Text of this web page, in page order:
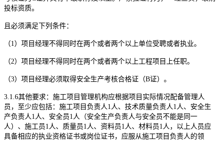
投标资质。
且必须满足下列条件：
（1）项目经理不得同时在两个或者两个以上单位受聘或者执业。
（2）项目经理不得同时在两个或者两个以上工程项目上任职。
（3）项目经理必须取得安全生产考核合格证（B证）。
3.1.6其他要求：施工项目管理机构应根据项目实际情况配备管理人
员，至少应包括：施工项目负责人1人、技术质量负责人1人、安全生
产负责人1人、安全员 1人（安全生产负责人与安全员不能是同一
人）、施工员 1人、质量员 1人、资料员 1人、材料员 1人，以上人员应
具备相应的执业资格证书或岗位证书，应服从施工项目负责人的领